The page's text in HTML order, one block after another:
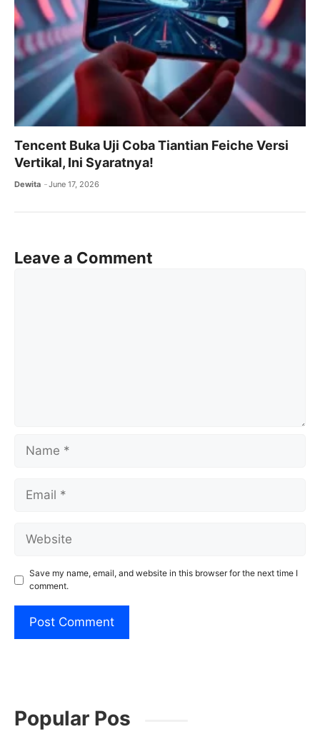
Tencent Buka Uji Coba Tiantian Feiche Versi
Vertikal, Ini Syaratnya!
Dewita June 17, 2026
Leave a Comment
Name
Email
Website
Save my name, email, and website in this browser for the next time I
comment.
Popular Pos